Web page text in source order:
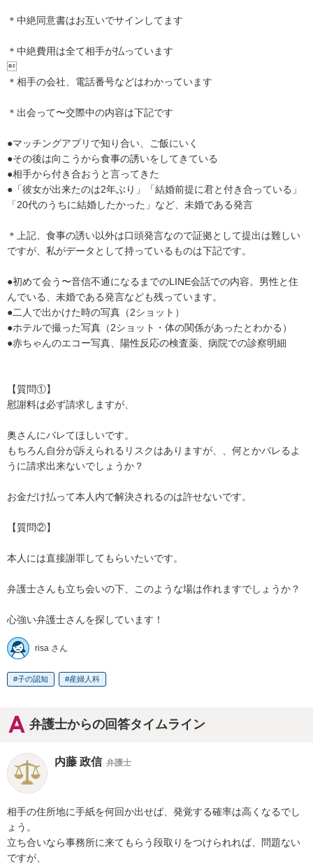
＊中絶同意書はお互いでサインしてます
＊中絶費用は全て相手が払っています

＊相手の会社、電話番号などはわかっています
＊出会って〜交際中の内容は下記です
●マッチングアプリで知り合い、ご飯にいく
●その後は向こうから食事の誘いをしてきている
●相手から付き合おうと言ってきた
●「彼女が出来たのは2年ぶり」「結婚前提に君と付き合っている」
「20代のうちに結婚したかった」など、未婚である発言
＊上記、食事の誘い以外は口頭発言なので証拠として提出は難しい
ですが、私がデータとして持っているものは下記です。
●初めて会う〜音信不通になるまでのLINE会話での内容。男性と住
んでいる、未婚である発言なども残っています。
●二人で出かけた時の写真（2ショット）
●ホテルで撮った写真（2ショット・体の関係があったとわかる）
●赤ちゃんのエコー写真、陽性反応の検査薬、病院での診察明細
【質問①】
慰謝料は必ず請求しますが、
奥さんにバレてほしいです。
もちろん自分が訴えられるリスクはありますが、、何とかバレるよ
うに請求出来ないでしょうか？
お金だけ払って本人内で解決されるのは許せないです。
【質問②】
本人には直接謝罪してもらいたいです。
弁護士さんも立ち会いの下、このような場は作れますでしょうか？
risa さん
子の認知 産婦人科
弁護士からの回答タイムライン
内藤 政信 弁護士
相手の住所地に手紙を何回か出せば、発覚する確率は高くなるでし
ょう。
立ち合いなら事務所に来てもらう段取りをつけられれば、問題ない
ですが、